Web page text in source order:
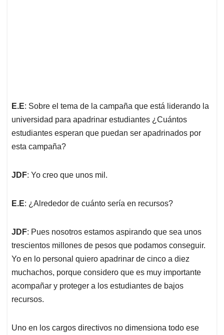
E.E: Sobre el tema de la campaña que está liderando la
universidad para apadrinar estudiantes ¿Cuántos
estudiantes esperan que puedan ser apadrinados por
esta campaña?
JDF: Yo creo que unos mil.
E.E: ¿Alrededor de cuánto sería en recursos?
JDF: Pues nosotros estamos aspirando que sea unos
trescientos millones de pesos que podamos conseguir.
Yo en lo personal quiero apadrinar de cinco a diez
muchachos, porque considero que es muy importante
acompañar y proteger a los estudiantes de bajos
recursos.
Uno en los cargos directivos no dimensiona todo ese